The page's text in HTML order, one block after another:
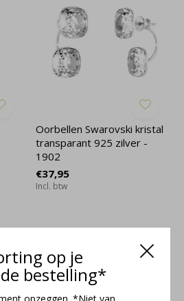
op je
bestelling*
Oorbellen Swarovski kristal
transparant 925 zilver -
1902
€37,95
Incl. btw